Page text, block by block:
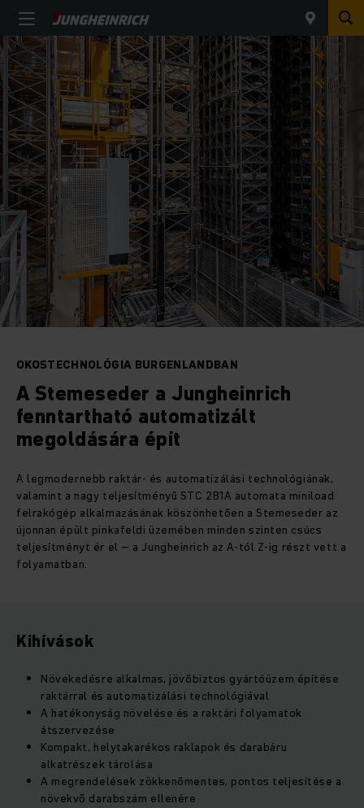
OKOSTECHNOLÓGIA BURGENLANDBAN
A Stemeseder a Jungheinrich
fenntartható automatizált
megoldására épít
A legmodernebb raktár- és automatizálási technológiának,
valamint a nagy teljesítményű STC 2B1A automata miniload
felrakógép alkalmazásának köszönhetően a Stemeseder az
újonnan épült pinkafeldi üzemében minden szinten csúcs
teljesítményt ér el – a Jungheinrich az A-tól Z-ig részt vett a
folyamatban.
Kihívások
Növekedésre alkalmas, jövőbiztos gyártóüzem építése
raktárral és automatizálási technológiával
A hatékonyság növelése és a raktári folyamatok
átszervezése
Kompakt, helytakarékos raklapok és darabáru
alkatrészek tárolása
A megrendelések zökkenőmentes, pontos teljesítése a
növekvő darabszám ellenére